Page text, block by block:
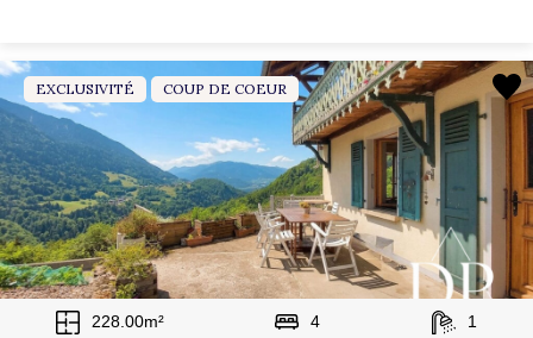
EXCLUSIVITÉ COUP DE COEUR
228.00m² 4 1